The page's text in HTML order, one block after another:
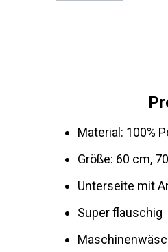
Material: 100%
Größe: 60 cm,
Unterseite mit
Super flauschig